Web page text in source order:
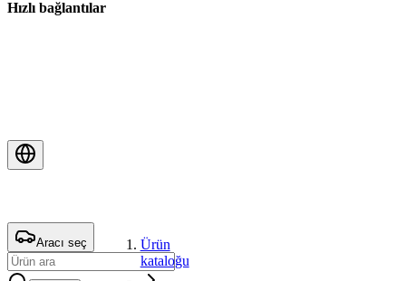
Hızlı bağlantılar
Aracı seç
Ürün
kataloğu